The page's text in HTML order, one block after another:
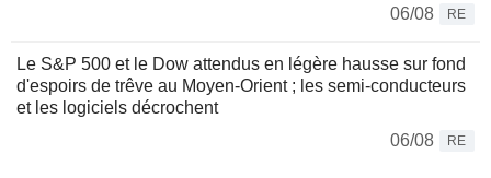
06/08
RE
Le S&P 500 et le Dow attendus en légère hausse sur fond
d'espoirs de trêve au Moyen-Orient ; les semi-conducteurs
et les logiciels décrochent
06/08
RE